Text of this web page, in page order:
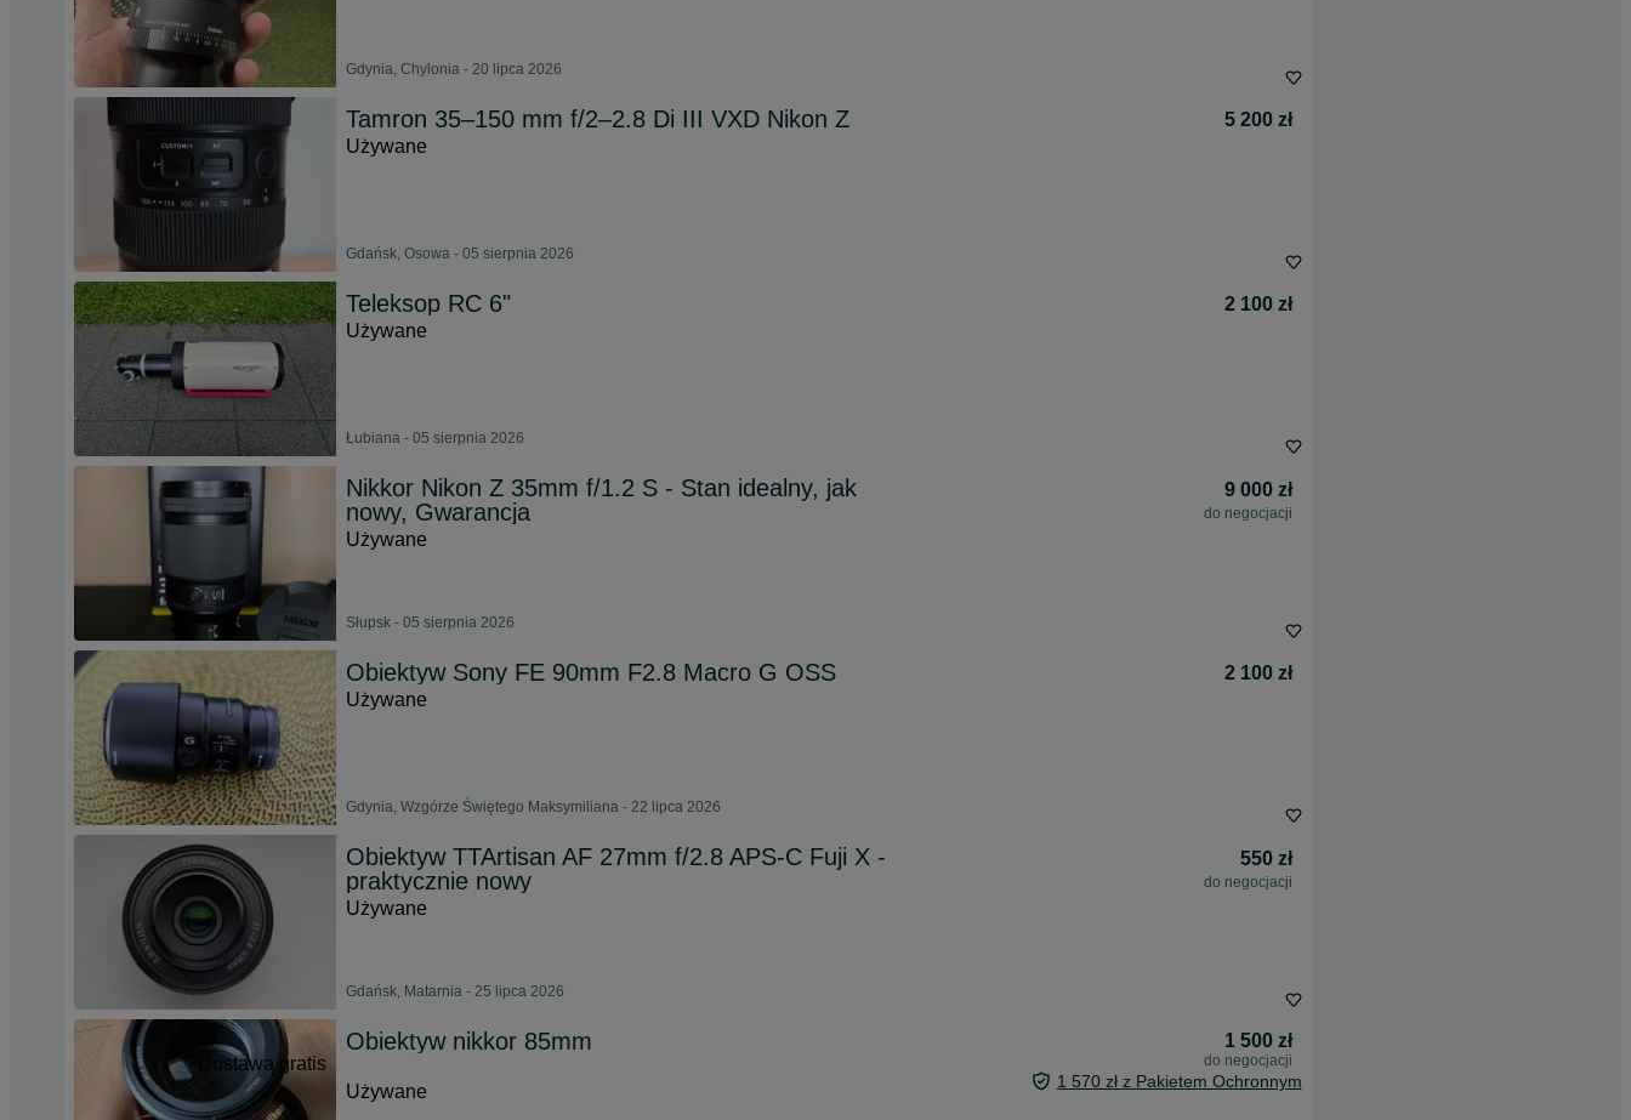
Gdynia, Chylonia - 20 lipca 2026
Tamron 35–150 mm f/2–2.8 Di III VXD Nikon Z
5 200 zł
Używane
Gdańsk, Osowa - 05 sierpnia 2026
Teleksop RC 6"
2 100 zł
Używane
Łubiana - 05 sierpnia 2026
Nikkor Nikon Z 35mm f/1.2 S - Stan idealny, jak
nowy, Gwarancja
9 000 zł
do negocjacji
Używane
Słupsk - 05 sierpnia 2026
Obiektyw Sony FE 90mm F2.8 Macro G OSS
2 100 zł
Używane
Gdynia, Wzgórze Świętego Maksymiliana - 22 lipca 2026
Obiektyw TTArtisan AF 27mm f/2.8 APS-C Fuji X -
praktycznie nowy
550 zł
do negocjacji
Używane
Gdańsk, Matarnia - 25 lipca 2026
Dostawa gratis
Obiektyw nikkor 85mm 1 500 zł
do negocjacji
Używane 1 570 zł z Pakietem Ochronnym